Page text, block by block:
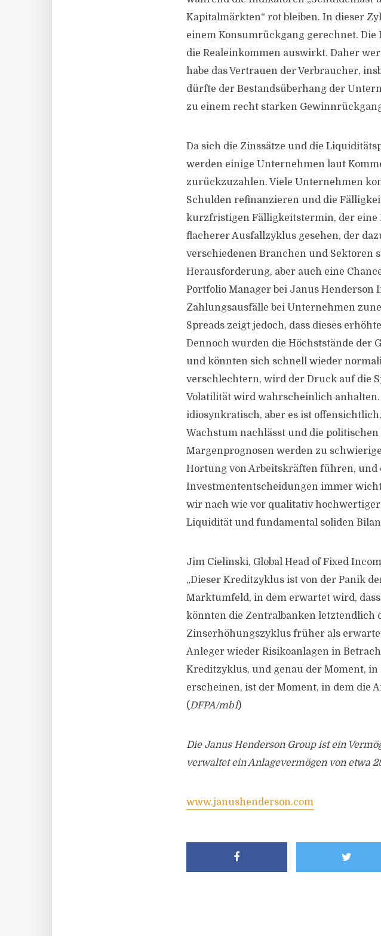
Kapitalmärkten“ rot bleiben. In dieser
einem Konsumrückgang gerechnet. Die
die Realeinkommen auswirkt. Daher
habe das Vertrauen der Verbraucher,
dürfte der Bestandsüberhang der
zu einem recht starken
Da sich die Zinssätze und die
werden einige Unternehmen laut
zurückzuzahlen. Viele Unternehmen
Schulden refinanzieren und die
kurzfristigen Fälligkeitstermin, der eine
flacherer Ausfallzyklus gesehen, der
verschiedenen Branchen und Sektoren
Herausforderung, aber auch eine
Portfolio Manager bei Janus Henderson
Zahlungsausfälle bei Unternehmen
Spreads zeigt jedoch, dass dieses
Dennoch wurden die Höchststände der
und könnten sich schnell wieder
verschlechtern, wird der Druck auf die
Volatilität wird wahrscheinlich
idiosynkratisch, aber es ist
Wachstum nachlässt und die
Margenprognosen werden zu
Hortung von Arbeitskräften führen, und
Investmententscheidungen immer
wir nach wie vor qualitativ
Liquidität und fundamental soliden
Jim Cielinski, Global Head of Fixed
„Dieser Kreditzyklus ist von der Panik
Marktumfeld, in dem erwartet wird,
könnten die Zentralbanken letztendlich
Zinserhöhungszyklus früher als
Anleger wieder Risikoanlagen in
Kreditzyklus, und genau der Moment,
erscheinen, ist der Moment, in dem die
(DFPA/mb1)
Die Janus Henderson Group ist ein
verwaltet ein Anlagevermögen von etwa
www.janushenderson.com